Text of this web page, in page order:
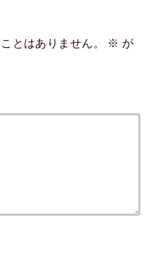
とはありません。 ※ が